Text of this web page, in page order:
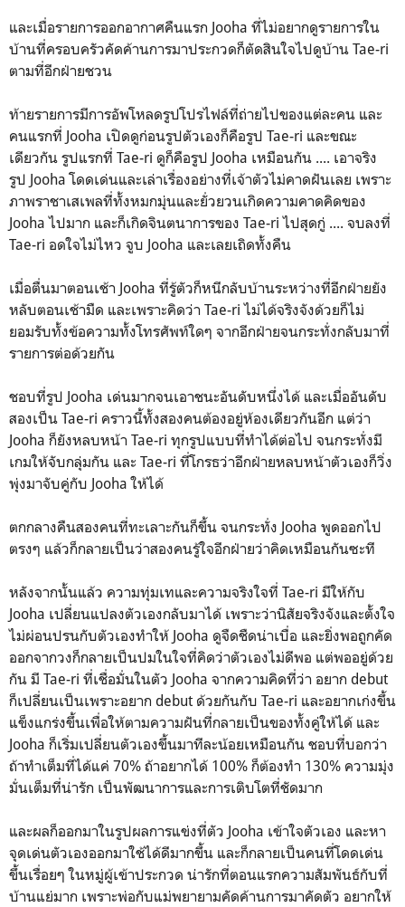
และเมื่อรายการออกอากาศคืนแรก Jooha ที่ไม่อยากดูรายการใน
บ้านที่ครอบครัวคัดค้านการมาประกวดก็ตัดสินใจไปดูบ้าน Tae-ri
ตามที่อีกฝ่ายชวน
ท้ายรายการมีการอัพโหลดรูปโปรไฟล์ที่ถ่ายไปของแต่ละคน และ
คนแรกที่ Jooha เปิดดูก่อนรูปตัวเองก็คือรูป Tae-ri และขณะ
เดียวกัน รูปแรกที่ Tae-ri ดูก็คือรูป Jooha เหมือนกัน .... เอาจริง
รูป Jooha โดดเด่นและเล่าเรื่องอย่างที่เจ้าตัวไม่คาดฝันเลย เพราะ
ภาพราชาเสเพลที่ทั้งหมกมุ่นและยั่วยวนเกิดความคาดคิดของ
Jooha ไปมาก และก็เกิดจินตนาการของ Tae-ri ไปสุดกู่ .... จบลงที่
Tae-ri อดใจไม่ไหว จูบ Jooha และเลยเถิดทั้งคืน
เมื่อตื่นมาตอนเช้า Jooha ที่รู้ตัวก็หนีกลับบ้านระหว่างที่อีกฝ่ายยัง
หลับตอนเช้ามืด และเพราะคิดว่า Tae-ri ไม่ได้จริงจังด้วยก็ไม่
ยอมรับทั้งข้อความทั้งโทรศัพท์ใดๆ จากอีกฝ่ายจนกระทั่งกลับมาที่
รายการต่อด้วยกัน
ชอบที่รูป Jooha เด่นมากจนเอาชนะอันดับหนึ่งได้ และเมื่ออันดับ
สองเป็น Tae-ri คราวนี้ทั้งสองคนต้องอยู่ห้องเดียวกันอีก แต่ว่า
Jooha ก็ยังหลบหน้า Tae-ri ทุกรูปแบบที่ทำได้ต่อไป จนกระทั่งมี
เกมให้จับกลุ่มกัน และ Tae-ri ที่โกรธว่าอีกฝ่ายหลบหน้าตัวเองก็วิ่ง
พุ่งมาจับคู่กับ Jooha ให้ได้
ตกกลางคืนสองคนที่ทะเลาะกันก็ขึ้น จนกระทั่ง Jooha พูดออกไป
ตรงๆ แล้วก็กลายเป็นว่าสองคนรู้ใจอีกฝ่ายว่าคิดเหมือนกันซะที
หลังจากนั้นแล้ว ความทุ่มเทและความจริงใจที่ Tae-ri มีให้กับ
Jooha เปลี่ยนแปลงตัวเองกลับมาได้ เพราะว่านิสัยจริงจังและตั้งใจ
ไม่ผ่อนปรนกับตัวเองทำให้ Jooha ดูจืดชืดน่าเบื่อ และยิ่งพอถูกคัด
ออกจากวงก็กลายเป็นปมในใจที่คิดว่าตัวเองไม่ดีพอ แต่พออยู่ด้วย
กัน มี Tae-ri ที่เชื่อมั่นในตัว Jooha จากความคิดที่ว่า อยาก debut
ก็เปลี่ยนเป็นเพราะอยาก debut ด้วยกันกับ Tae-ri และอยากเก่งขึ้น
แข็งแกร่งขึ้นเพื่อให้ตามความฝันที่กลายเป็นของทั้งคู่ให้ได้ และ
Jooha ก็เริ่มเปลี่ยนตัวเองขึ้นมาทีละน้อยเหมือนกัน ชอบที่บอกว่า
ถ้าทำเต็มที่ได้แค่ 70% ถ้าอยากได้ 100% ก็ต้องทำ 130% ความมุ่ง
มั่นเต็มที่น่ารัก เป็นพัฒนาการและการเติบโตที่ชัดมาก
และผลก็ออกมาในรูปผลการแข่งที่ตัว Jooha เข้าใจตัวเอง และหา
จุดเด่นตัวเองออกมาใช้ได้ดีมากขึ้น และก็กลายเป็นคนที่โดดเด่น
ขึ้นเรื่อยๆ ในหมู่ผู้เข้าประกวด น่ารักที่ตอนแรกความสัมพันธ์กับที่
บ้านแย่มาก เพราะพ่อกับแม่พยายามคัดค้านการมาคัดตัว อยากให้